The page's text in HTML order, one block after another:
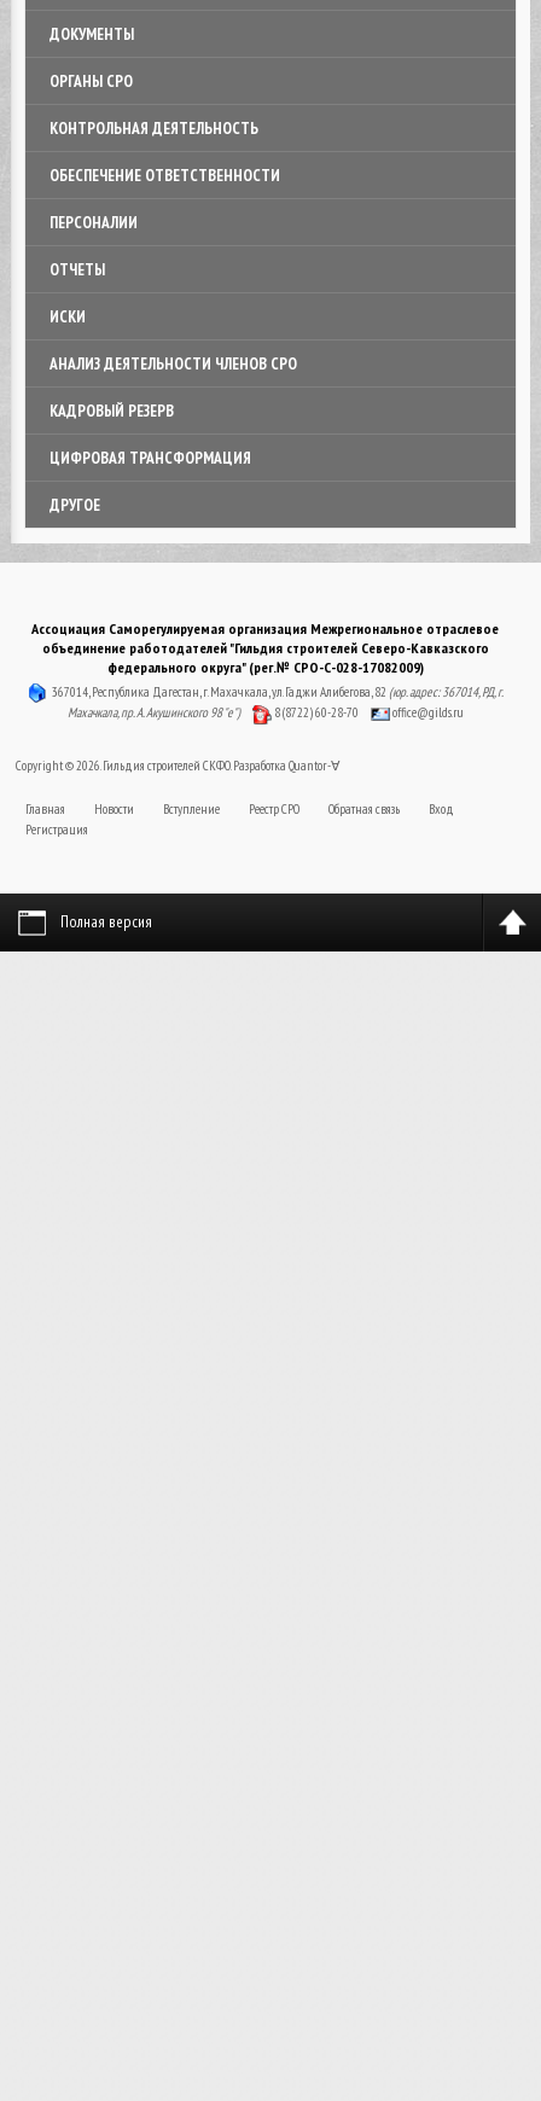
ДОКУМЕНТЫ
ОРГАНЫ СРО
КОНТРОЛЬНАЯ ДЕЯТЕЛЬНОСТЬ
ОБЕСПЕЧЕНИЕ ОТВЕТСТВЕННОСТИ
ПЕРСОНАЛИИ
ОТЧЕТЫ
ИСКИ
АНАЛИЗ ДЕЯТЕЛЬНОСТИ ЧЛЕНОВ СРО
КАДРОВЫЙ РЕЗЕРВ
ЦИФРОВАЯ ТРАНСФОРМАЦИЯ
ДРУГОЕ
Ассоциация Саморегулируемая организация Межрегиональное отраслевое
объединение работодателей "Гильдия строителей Северо-Кавказского
федерального округа" (рег.№ СРО-С-028-17082009)
367014, Республика Дагестан, г. Махачкала, ул. Гаджи Алибегова, 82 (юр. адрес: 367014, РД, г.
Махачкала, пр. А. Акушинского 98 "е")
8 (8722) 60-28-70 office@gilds.ru
Copyright © 2026. Гильдия строителей СКФО. Разработка Quantor-∀
Главная Новости Вступление Реестр СРО Обратная связь
Вход
Регистрация
Полная версия